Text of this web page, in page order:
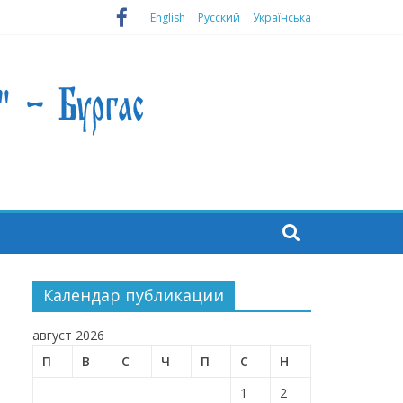
English Русский Українська
Календар публикации
август 2026
П
В С Ч П С
Н
1
2